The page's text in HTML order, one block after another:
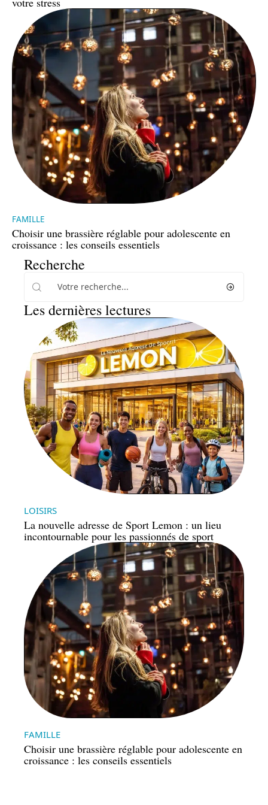
FAMILLE
Choisir une brassière réglable pour adolescente en
croissance : les conseils essentiels
Recherche
Les dernières lectures
LOISIRS
La nouvelle adresse de Sport Lemon : un lieu
incontournable pour les passionnés de sport
FAMILLE
Choisir une brassière réglable pour adolescente en
croissance : les conseils essentiels